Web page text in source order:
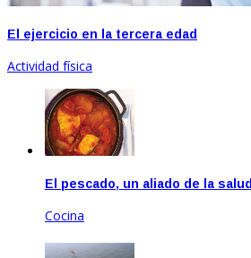
El ejercicio en la tercera edad
Actividad física
El pescado, un aliado de la salud
Cocina